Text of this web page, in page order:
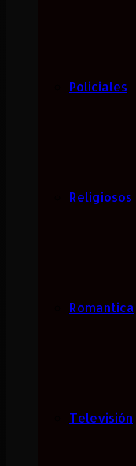
Policiales
Religiosos
Romantica
Televisión